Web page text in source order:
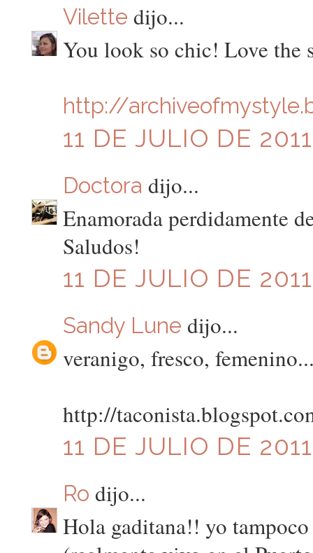
Vilette dijo...
You look so chic! Love the
http://
11 DE JULIO DE
Doctora dijo...
Enamorada perdidamente
Saludos!
11 DE JULIO DE
Sandy Lune dijo...
veranigo, fresco,
http://
11 DE JULIO DE
Ro dijo...
Hola gaditana!! yo